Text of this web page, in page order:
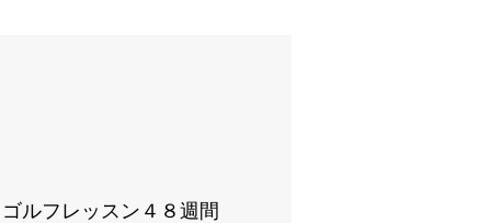
ゴルフレッスン４８週間